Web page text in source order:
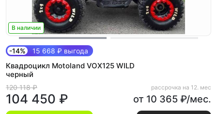
В наличии
-14% 15 668 ₽ выгода
Квадроцикл Motoland VOX125 WILD
черный
120 118 ₽
104 450 ₽
рассрочка на 12. мес
от 10 365 ₽/мес.